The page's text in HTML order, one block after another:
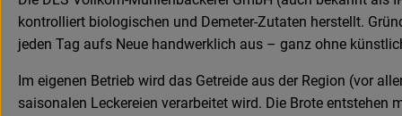
kontrolliert biologischen und Demeter-Zutaten herstellt.
jeden Tag aufs Neue handwerklich aus – ganz ohne
Im eigenen Betrieb wird das Getreide aus der Region (vor
saisonalen Leckereien verarbeitet wird. Die Brote